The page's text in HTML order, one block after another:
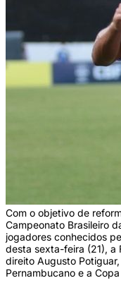
Com o objetivo de
Campeonato Brasileiro
jogadores conhecidos
desta sexta-feira (21), a
direito Augusto
Pernambucano e a